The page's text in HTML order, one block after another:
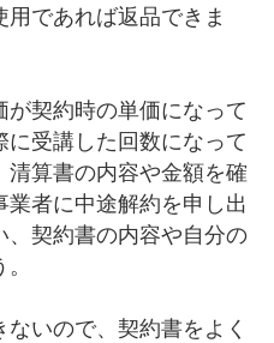
であれば返品できま
契約時の単価になって
受講した回数になって
清算書の内容や金額を確
者に中途解約を申し出
、契約書の内容や自分の
いので、契約書をよく